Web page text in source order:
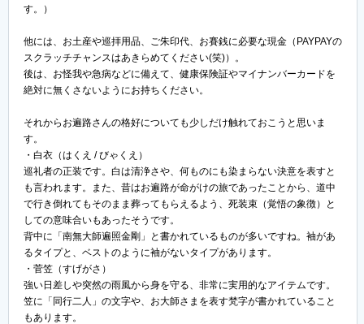
す。）
他には、お土産や巡拝用品、ご朱印代、お賽銭に必要な現金（PAYPAYの
スクラッチチャンスはあきらめてください(笑)）。
後は、お怪我や急病などに備えて、健康保険証やマイナンバーカードを
絶対に無くさないようにお持ちください。
それからお遍路さんの格好についても少しだけ触れておこうと思いま
す。
・白衣（はくえ / びゃくえ）
巡礼者の正装です。白は清浄さや、何ものにも染まらない決意を表すと
も言われます。また、昔はお遍路が命がけの旅であったことから、道中
で行き倒れてもそのまま葬ってもらえるよう、死装束（覚悟の象徴）と
しての意味合いもあったそうです。
背中に「南無大師遍照金剛」と書かれているものが多いですね。袖があ
るタイプと、ベストのように袖がないタイプがあります。
・菅笠（すげがさ）
強い日差しや突然の雨風から身を守る、非常に実用的なアイテムです。
笠に「同行二人」の文字や、お大師さまを表す梵字が書かれていること
もあります。